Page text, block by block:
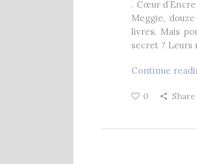
. Cœur
Meggie,
livres. Mais
secret ? Leurs
Continue
0 Share